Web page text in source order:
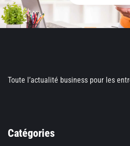
Toute l’actualité business pour les
Catégories